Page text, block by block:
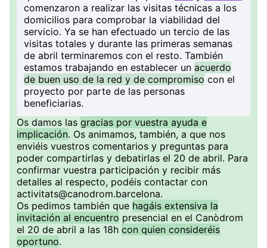
comenzaron a realizar las visitas técnicas a los
domicilios para comprobar la viabilidad del
servicio. Ya se han efectuado un tercio de las
visitas totales y durante las primeras semanas
de abril terminaremos con el resto. También
estamos trabajando en establecer un acuerdo
de buen uso de la red y de compromiso con el
proyecto por parte de las personas
beneficiarias.
Os damos las gracias por vuestra ayuda e
implicación. Os animamos, también, a que nos
enviéis vuestros comentarios y preguntas para
poder compartirlas y debatirlas el 20 de abril. Para
confirmar vuestra participación y recibir más
detalles al respecto, podéis contactar con
activitats@canodrom.barcelona.
Os pedimos también que hagáis extensiva la
invitación al encuentro presencial en el Canòdrom
el 20 de abril a las 18h con quien consideréis
oportuno.